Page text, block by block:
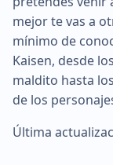
mejor te vas a
mínimo de
Kaisen, desde
maldito hasta
de los
Última